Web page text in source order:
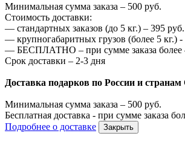
Минимальная сумма заказа – 500 руб.
Стоимость доставки:
— стандартных заказов (до 5 кг.) – 395 руб.
— крупногабаритных грузов (более 5 кг.) -
— БЕСПЛАТНО – при сумме заказа более
Срок доставки – 2-3 дня
Доставка подарков по России и
Минимальная сумма заказа – 500 руб.
Бесплатная доставка - при сумме заказа
Подробнее о доставке
Закрыть